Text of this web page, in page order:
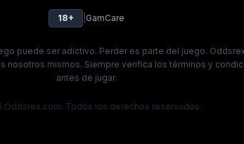
18+ GamCare
puede ser adictivo. Perder es parte del juego.
nosotros mismos. Siempre verifica los términos y
antes de jugar.
Oddsrex.com. Todos los derechos reservados.